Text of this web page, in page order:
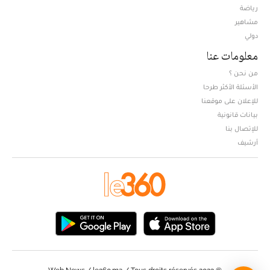
رياضة
مشاهير
دولي
معلومات عنا
من نحن ؟
الأسئلة الأكثر طرحا
للإعلان على موقعنا
بيانات قانونية
للإتصال بنا
أرشيف